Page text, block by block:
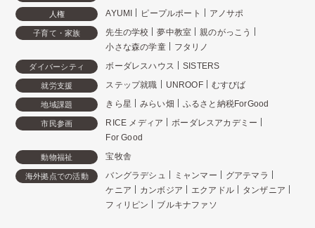
人権 AYUMI ピープルポート アノサポ
子育て・家族 先生の学校 夢中教室
親のがっこう
小さな森の学童
フタリノ
ダイバーシティ ボーダレスハウス SISTERS
就労支援 ステップ就職 UNROOF むすびば
地域課題 きら星 みらい畑 ふるさと納税ForGood
市民参画 RICE メディア
ボーダレスアカデミー
For Good
動物福祉 宝牧舎
海外拠点での活動 バングラデシュ ミャンマー
グアテマラ
ケニア
カンボジア エクアドル
タンザニア
フィリピン
ブルキナファソ